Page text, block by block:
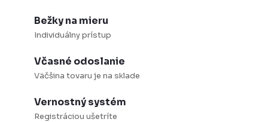
Bežky na mieru
Individuálny prístup
Včasné odoslanie
Väčšina tovaru je na sklade
Vernostný systém
Registráciou ušetríte